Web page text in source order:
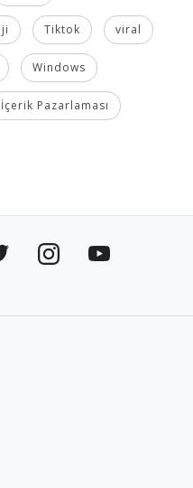
Tiktok viral
Windows
İçerik Pazarlaması